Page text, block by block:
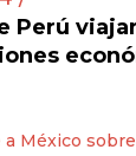
Perú